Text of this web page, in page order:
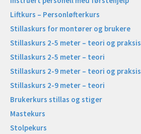
Liftkurs – Personløfterkurs
Stillaskurs for montører og brukere
Stillaskurs 2-5 meter – teori og praksis
Stillaskurs 2-5 meter – teori
Stillaskurs 2-9 meter – teori og praksis
Stillaskurs 2-9 meter – teori
Brukerkurs stillas og stiger
Mastekurs
Stolpekurs